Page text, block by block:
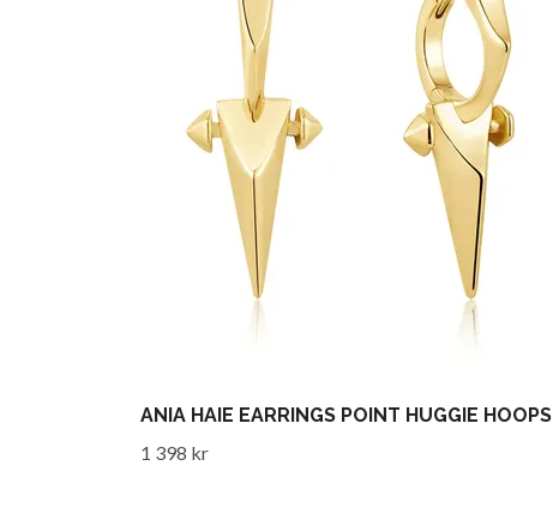
ANIA HAIE EARRINGS POINT HUGGIE HOOPS
1 398 kr